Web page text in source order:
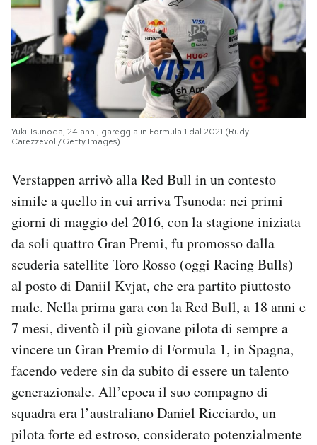
Yuki Tsunoda, 24 anni, gareggia in Formula 1 dal 2021 (Rudy
Carezzevoli/Getty Images)
Verstappen arrivò alla Red Bull in un contesto
simile a quello in cui arriva Tsunoda: nei primi
giorni di maggio del 2016, con la stagione iniziata
da soli quattro Gran Premi, fu promosso dalla
scuderia satellite Toro Rosso (oggi Racing Bulls)
al posto di Daniil Kvjat, che era partito piuttosto
male. Nella prima gara con la Red Bull, a 18 anni e
7 mesi, diventò il più giovane pilota di sempre a
vincere un Gran Premio di Formula 1, in Spagna,
facendo vedere sin da subito di essere un talento
generazionale. All’epoca il suo compagno di
squadra era l’australiano Daniel Ricciardo, un
pilota forte ed estroso, considerato potenzialmente